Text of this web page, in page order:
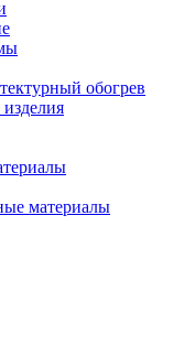
обогрев
материалы